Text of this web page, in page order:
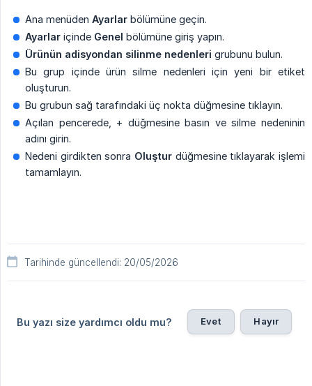
Ana menüden Ayarlar bölümüne geçin.
Ayarlar içinde Genel bölümüne giriş yapın.
Ürünün adisyondan silinme nedenleri grubunu bulun.
Bu grup içinde ürün silme nedenleri için yeni bir etiket
oluşturun.
Bu grubun sağ tarafındaki üç nokta düğmesine tıklayın.
Açılan pencerede, + düğmesine basın ve silme nedeninin
adını girin.
Nedeni girdikten sonra Oluştur düğmesine tıklayarak işlemi
tamamlayın.
Tarihinde güncellendi: 20/05/2026
Bu yazı size yardımcı oldu mu? Evet Hayır